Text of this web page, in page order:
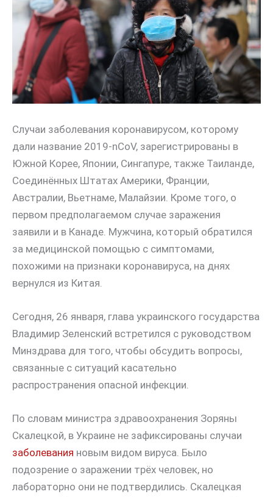
Случаи заболевания коронавирусом, которому
дали название 2019-nCoV, зарегистрированы в
Южной Корее, Японии, Сингапуре, также Таиланде,
Соединённых Штатах Америки, Франции,
Австралии, Вьетнаме, Малайзии. Кроме того, о
первом предполагаемом случае заражения
заявили и в Канаде. Мужчина, который обратился
за медицинской помощью с симптомами,
похожими на признаки коронавируса, на днях
вернулся из Китая.
Сегодня, 26 января, глава украинского государства
Владимир Зеленский встретился с руководством
Минздрава для того, чтобы обсудить вопросы,
связанные с ситуаций касательно
распространения опасной инфекции.
По словам министра здравоохранения Зоряны
Скалецкой, в Украине не зафиксированы случаи
заболевания новым видом вируса. Было
подозрение о заражении трёх человек, но
лабораторно они не подтвердились. Скалецкая